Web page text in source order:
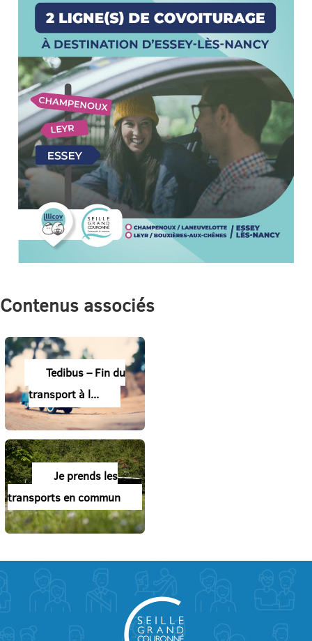
Contenus associés
Tedibus – Fin du
transport à l...
Je prends les
transports en commun